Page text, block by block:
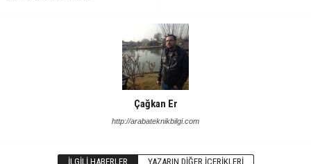
Çağkan Er
http://arabateknikbilgi.com
İLGILI HABERLER YAZARIN DIĞER İÇERIKLERI